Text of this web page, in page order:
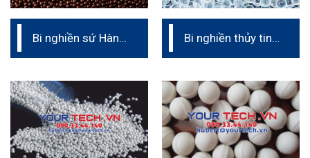
Bi nghiền sứ Hàn
Bi nghiền thủy tinh